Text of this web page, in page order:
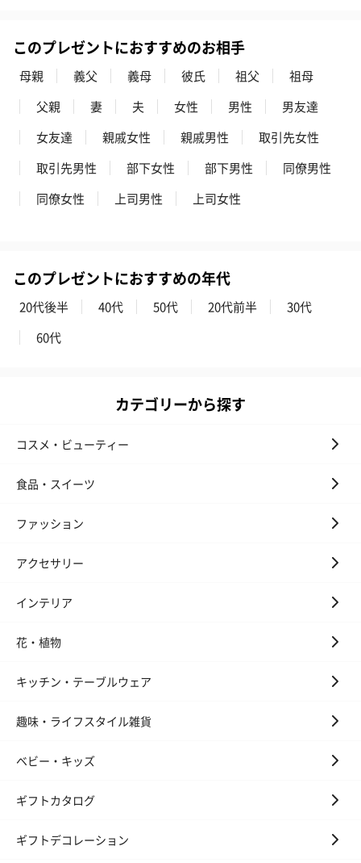
ン）（981円）
このプレゼントにおすすめのお相手
母親 義父 義母 彼氏 祖父
祖母
父親
妻 夫 女性 男性
男友達
女友達
親戚女性 親戚男性
取引先女性
取引先男性
部下女性 部下男性
同僚男性
同僚女性
上司男性 上司女性
このプレゼントにおすすめの年代
20代後半 40代 50代 20代前半
30代
60代
カテゴリーから探す
コスメ・ビューティー
食品・スイーツ
ファッション
アクセサリー
インテリア
花・植物
キッチン・テーブルウェア
趣味・ライフスタイル雑貨
ベビー・キッズ
ギフトカタログ
ギフトデコレーション